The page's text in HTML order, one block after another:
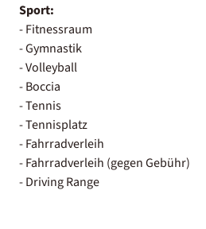
Sport:
- Fitnessraum
- Gymnastik
- Volleyball
- Boccia
- Tennis
- Tennisplatz
- Fahrradverleih
- Fahrradverleih (gegen Gebühr)
- Driving Range